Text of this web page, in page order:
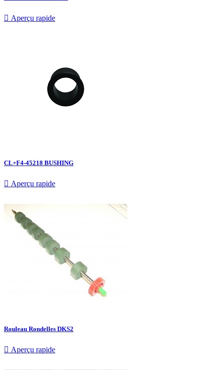
 Aperçu rapide
CL+F4-45218 BUSHING
 Aperçu rapide
Rouleau Rondelles DKS2
 Aperçu rapide